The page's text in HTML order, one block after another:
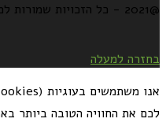
@2021 - כל הזכויות שמורות למירב גביש | ביצוע
בחזרה למעלה
לכם את החוויה הטובה ביותר